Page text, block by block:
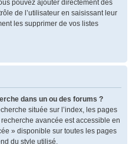
pouvez ajouter directement des
de l’utilisateur en saisissant leur
les supprimer de vos listes
dans un ou des forums ?
située sur l’index, les pages
avancée est accessible en
» disponible sur toutes les pages
du style utilisé.